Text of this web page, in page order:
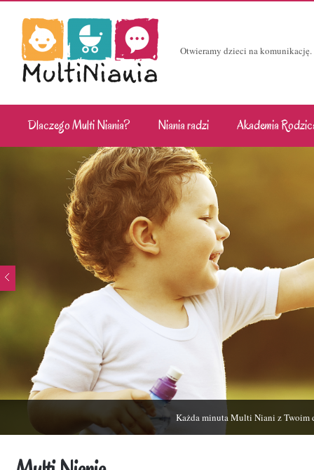
Otwieramy dzieci na
Dlaczego Multi Niania? Niania radzi Akademia
Każda minuta Multi Niani z Twoim